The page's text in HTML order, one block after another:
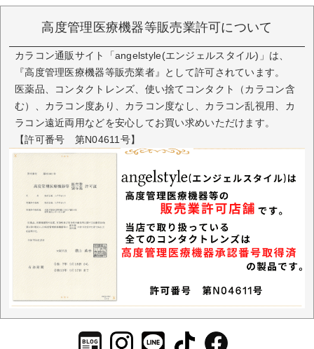
高度管理医療機器等販売業許可について
カラコン通販サイト「angelstyle(エンジェルスタイル)」は、
『高度管理医療機器等販売業者』として許可されています。
医薬品、コンタクトレンズ、使い捨てコンタクト（カラコン含
む）、カラコン度あり、カラコン度なし、カラコン乱視用、カ
ラコン遠近両用などを安心してお買い求めいただけます。
【許可番号 第N04611号】